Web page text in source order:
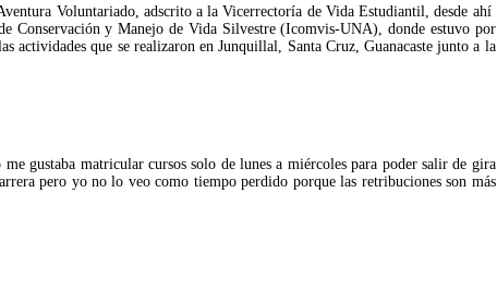
Voluntariado, adscrito a la Vicerrectoría de Vida Estudiantil, desde ahí
Conservación y Manejo de Vida Silvestre (Icomvis-UNA), donde estuvo por
actividades que se realizaron en Junquillal, Santa Cruz, Guanacaste junto a la
gustaba matricular cursos solo de lunes a miércoles para poder salir de gira
pero yo no lo veo como tiempo perdido porque las retribuciones son más